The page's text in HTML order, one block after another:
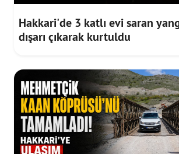
Hakkari'de 3 katlı evi saran
dışarı çıkarak kurtuldu